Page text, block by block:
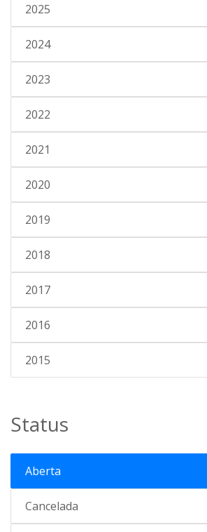
2025
2024
2023
2022
2021
2020
2019
2018
2017
2016
2015
Status
Aberta
Cancelada